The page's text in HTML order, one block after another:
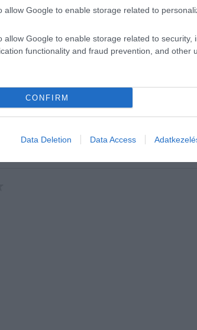
allow Google to enable storage related to
allow Google to enable storage related to security,
functionality and fraud prevention, and other
CONFIRM
Data Deletion Data Access